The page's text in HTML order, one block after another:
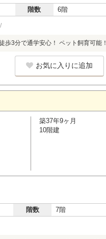
階数 6階
歩3分で通学安心！ ペット飼育可能！
お気に入りに追加
築37年9ヶ月
10階建
階数 7階